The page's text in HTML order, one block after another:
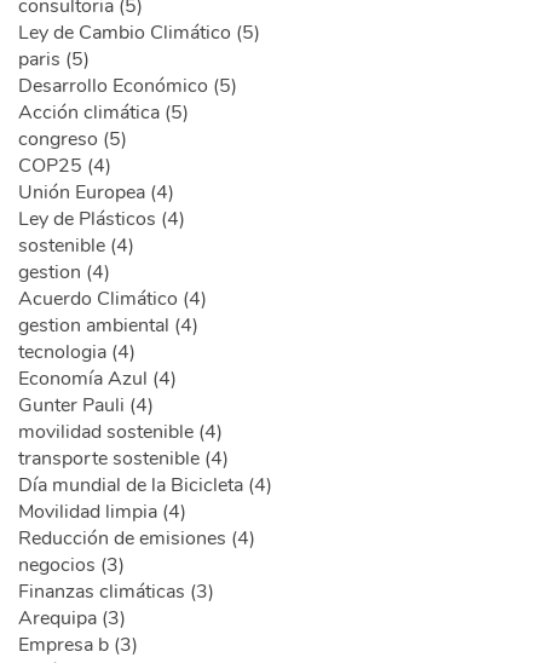
consultoria (5)
Ley de Cambio Climático (5)
paris (5)
Desarrollo Económico (5)
Acción climática (5)
congreso (5)
COP25 (4)
Unión Europea (4)
Ley de Plásticos (4)
sostenible (4)
gestion (4)
Acuerdo Climático (4)
gestion ambiental (4)
tecnologia (4)
Economía Azul (4)
Gunter Pauli (4)
movilidad sostenible (4)
transporte sostenible (4)
Día mundial de la Bicicleta (4)
Movilidad limpia (4)
Reducción de emisiones (4)
negocios (3)
Finanzas climáticas (3)
Arequipa (3)
Empresa b (3)